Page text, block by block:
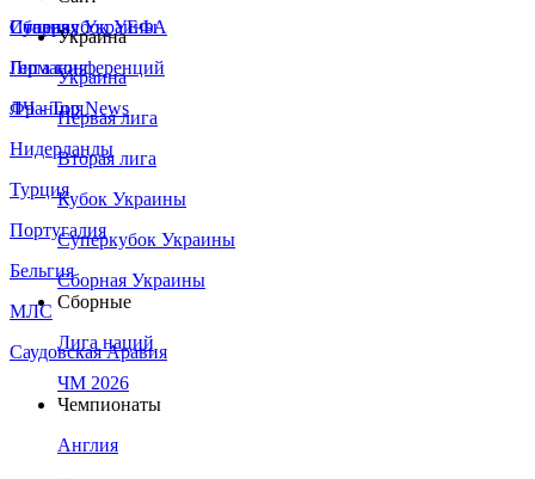
Сборная Украины
Италия
Германия
Франция
Нидерланды
Турция
Португалия
Бельгия
МЛС
Саудовская Аравия
Суперкубок УЕФА
Лига конференций
ЛЧ - Top News
Украина
Украина
Первая лига
Вторая лига
Кубок Украины
Суперкубок Украины
Сборная Украины
Сборные
Лига наций
ЧМ 2026
Чемпионаты
Англия